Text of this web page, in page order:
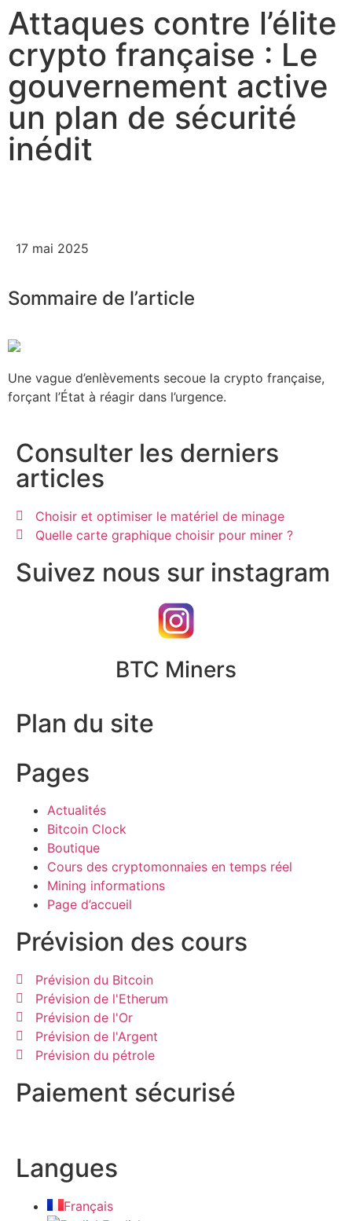
Attaques contre l’élite
crypto française : Le
gouvernement active
un plan de sécurité
inédit
17 mai 2025
Sommaire de l’article
Une vague d’enlèvements secoue la crypto française,
forçant l’État à réagir dans l’urgence.
Consulter les derniers
articles
Choisir et optimiser le matériel de minage
Quelle carte graphique choisir pour miner ?
Suivez nous sur instagram
BTC Miners
Plan du site
Pages
Actualités
Bitcoin Clock
Boutique
Cours des cryptomonnaies en temps réel
Mining informations
Page d’accueil
Prévision des cours
Prévision du Bitcoin
Prévision de l'Etherum
Prévision de l'Or
Prévision de l'Argent
Prévision du pétrole
Paiement sécurisé
Langues
Français